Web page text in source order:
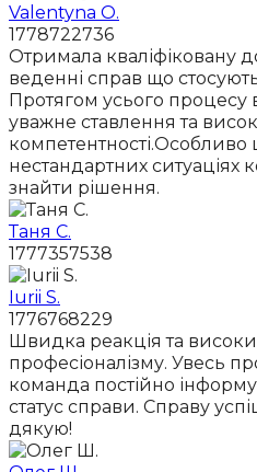
Valentyna O.
1778722736
Отримала кваліфіковану
веденні справ що
Протягом усього процесу
уважне ставлення та
компетентності.Особливо
нестандартних ситуаціях
знайти рішення.
Таня С.
1777357538
Iurii S.
1776768229
Швидка реакція та
професіоналізму. Увесь
команда постійно
статус справи. Справу
дякую!